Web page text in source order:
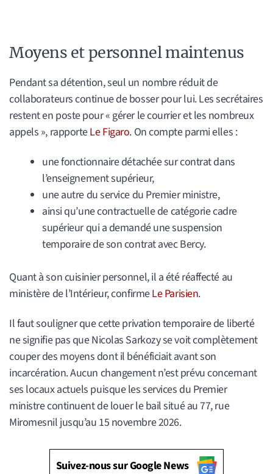
Moyens et personnel maintenus
Pendant sa détention, seul un nombre réduit de
collaborateurs continue de bosser pour lui. Les secrétaires
restent en poste pour « gérer le courrier et les nombreux
appels », rapporteLe Figaro. On compte parmi elles :
une fonctionnaire détachée sur contrat dans
l’enseignement supérieur,
une autre du service du Premier ministre,
ainsi qu’une contractuelle de catégorie cadre
supérieur qui a demandé une suspension
temporaire de son contrat avec Bercy.
Quant à son cuisinier personnel, il a été réaffecté au
ministère de l’Intérieur, confirmeLe Parisien.
Il faut souligner que cette privation temporaire de liberté
ne signifie pas que Nicolas Sarkozy se voit complètement
couper des moyens dont il bénéficiait avant son
incarcération. Aucun changement n’est prévu concernant
ses locaux actuels puisque les services du Premier
ministre continuent de louer le bail situé au 77, rue
Miromesnil jusqu’au 15 novembre 2026.
Suivez-nous sur Google News